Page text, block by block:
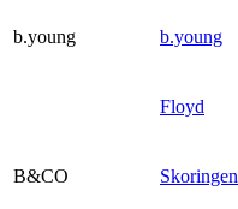
b.young b.young
Floyd
B&CO Skoringen